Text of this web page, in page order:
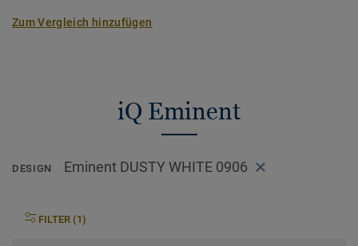
Zum Vergleich hinzufügen
iQ Eminent
DESIGN Eminent DUSTY WHITE 0906
FILTER (1)